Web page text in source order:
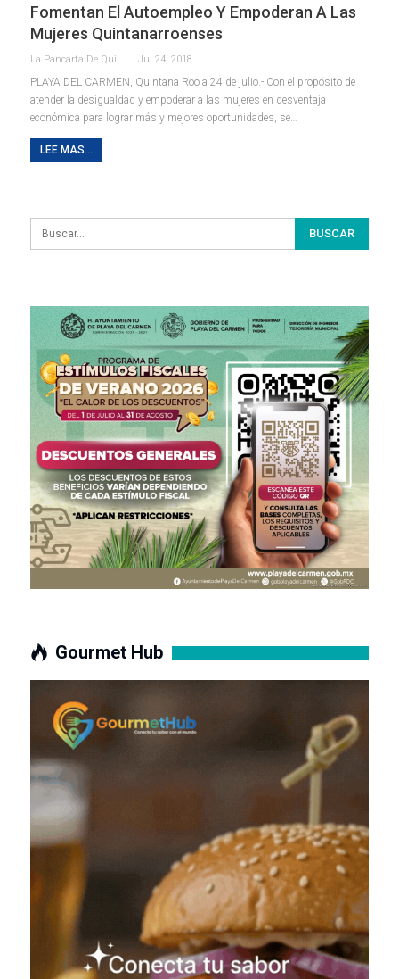
Fomentan El Autoempleo Y Empoderan A Las
Mujeres Quintanarroenses
La Pancarta De Quintana Roo Jul 24, 2018
PLAYA DEL CARMEN, Quintana Roo a 24 de julio.- Con el propósito de
atender la desigualdad y empoderar a las mujeres en desventaja
económica para lograr más y mejores oportunidades, se…
LEE MAS...
Gourmet Hub